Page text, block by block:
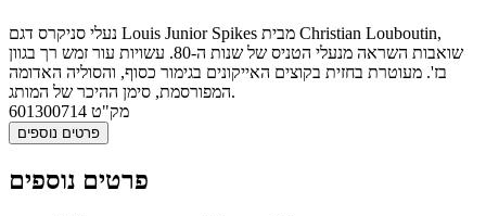
נעלי סניקרס דגם Louis Junior Spikes מבית Christian Louboutin,
שואבות השראה מנעלי הטניס של שנות ה-80. עשויות עור זמש רך בגוון
בז'. מעוטרת בחזית בקוצים האייקונים בגימור כסוף, והסוליה האדומה
המפורסמת, סימן ההיכר של המותג.
מק"ט 601300714
פרטים נוספים
פרטים נוספים